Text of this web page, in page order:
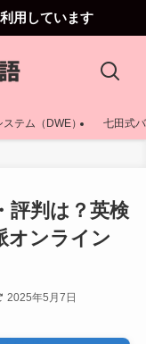
用しています
ステム（DWE） 七田式
評判は？英検
オンライン
2025年5月7日